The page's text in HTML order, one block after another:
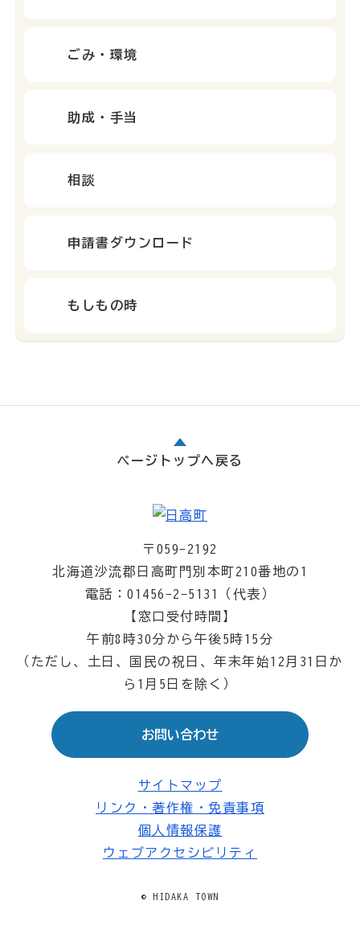
ごみ・環境
助成・手当
相談
申請書ダウンロード
もしもの時
ページトップへ戻る
〒059-2192
北海道沙流郡日高町門別本町210番地の1
電話：01456-2-5131（代表）
【窓口受付時間】
午前8時30分から午後5時15分
（ただし、土日、国民の祝日、年末年始12月31日か
ら1月5日を除く）
お問い合わせ
サイトマップ
リンク・著作権・免責事項
個人情報保護
ウェブアクセシビリティ
© HIDAKA TOWN